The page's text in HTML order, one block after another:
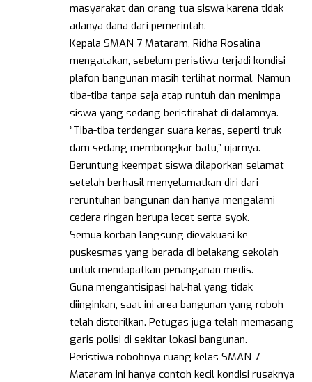
masyarakat dan orang tua siswa karena tidak
adanya dana dari pemerintah.
Kepala SMAN 7 Mataram, Ridha Rosalina
mengatakan, sebelum peristiwa terjadi kondisi
plafon bangunan masih terlihat normal. Namun
tiba-tiba tanpa saja atap runtuh dan menimpa
siswa yang sedang beristirahat di dalamnya.
“Tiba-tiba terdengar suara keras, seperti truk
dam sedang membongkar batu,” ujarnya.
Beruntung keempat siswa dilaporkan selamat
setelah berhasil menyelamatkan diri dari
reruntuhan bangunan dan hanya mengalami
cedera ringan berupa lecet serta syok.
Semua korban langsung dievakuasi ke
puskesmas yang berada di belakang sekolah
untuk mendapatkan penanganan medis.
Guna mengantisipasi hal-hal yang tidak
diinginkan, saat ini area bangunan yang roboh
telah disterilkan. Petugas juga telah memasang
garis polisi di sekitar lokasi bangunan.
Peristiwa robohnya ruang kelas SMAN 7
Mataram ini hanya contoh kecil kondisi rusaknya